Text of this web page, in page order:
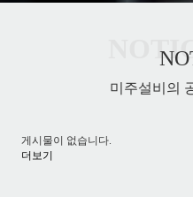
미주설비의
게시물이 없습니다.
더보기